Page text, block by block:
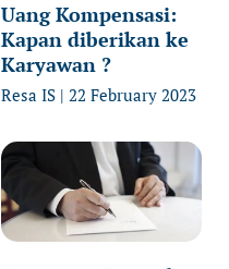
Uang Kompensasi:
Kapan diberikan ke
Karyawan ?
Resa IS 22 February 2023